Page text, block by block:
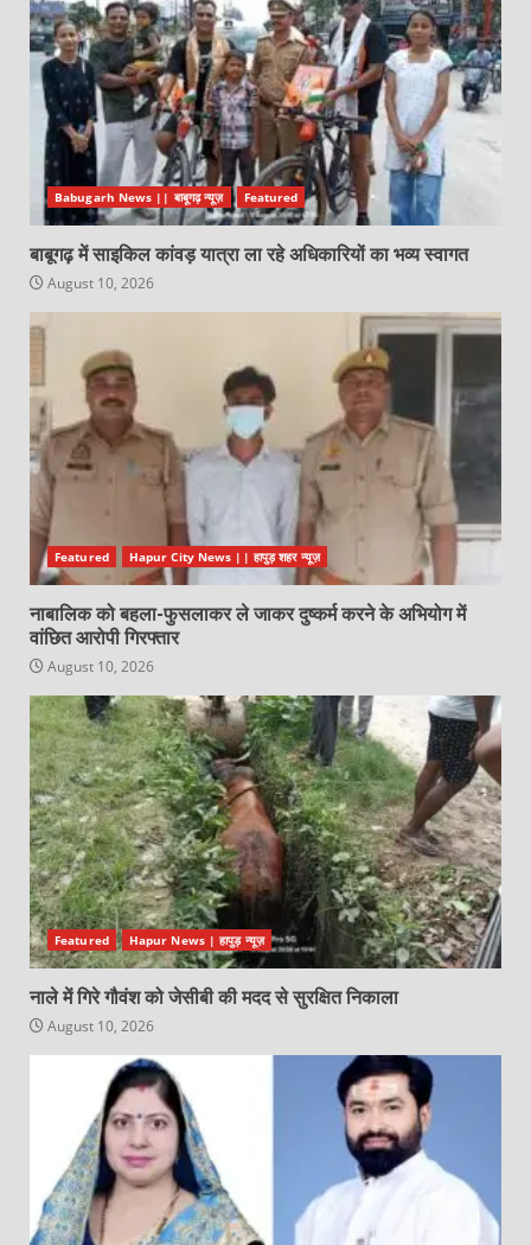
Babugarh News || बाबूगढ़ न्यूज़ Featured
बाबूगढ़ में साइकिल कांवड़ यात्रा ला रहे अधिकारियों का भव्य स्वागत
August 10, 2026
Featured Hapur City News || हापुड़ शहर न्यूज़
नाबालिक को बहला-फुसलाकर ले जाकर दुष्कर्म करने के अभियोग में
वांछित आरोपी गिरफ्तार
August 10, 2026
Featured Hapur News | हापुड़ न्यूज़
नाले में गिरे गौवंश को जेसीबी की मदद से सुरक्षित निकाला
August 10, 2026